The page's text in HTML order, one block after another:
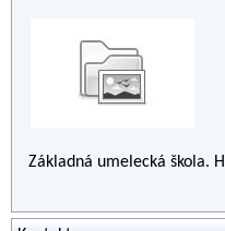
Základná umelecká škola.